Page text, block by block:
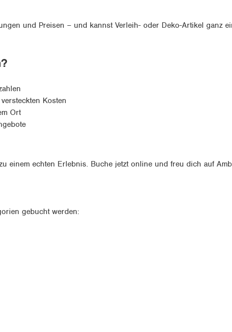
und Preisen – und kannst Verleih- oder Deko-Artikel ganz
Kosten
Ort
einem echten Erlebnis. Buche jetzt online und freu dich auf
gebucht werden: